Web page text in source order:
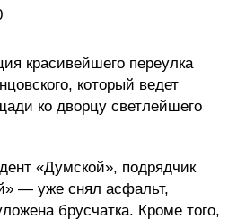
красивейшего переулка
который ведет
ко дворцу светлейшего
«Думской», подрядчик
— уже снял асфальт,
брусчатка. Кроме того,